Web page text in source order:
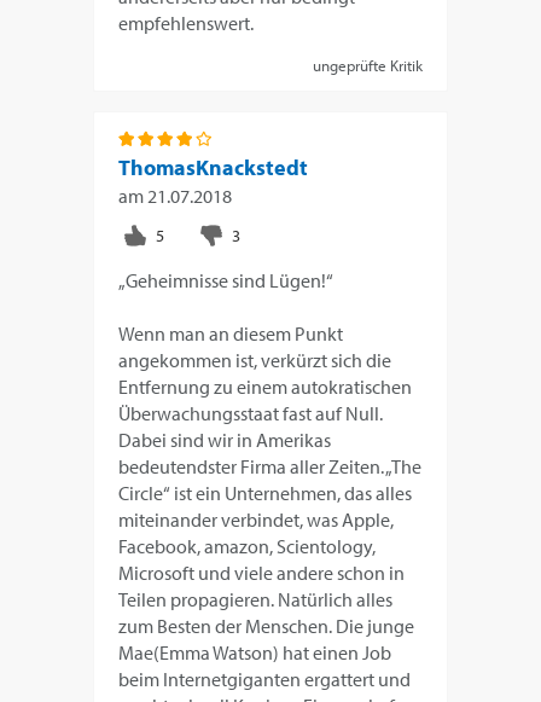
empfehlenswert.
ungeprüfte Kritik
ThomasKnackstedt
am21.07.2018
„Geheimnisse sind Lügen!“
Wenn man an diesem Punkt
angekommen ist, verkürzt sich die
Entfernung zu einem autokratischen
Überwachungsstaat fast auf Null.
Dabei sind wir in Amerikas
bedeutendster Firma aller Zeiten. „The
Circle“ ist ein Unternehmen, das alles
miteinander verbindet, was Apple,
Facebook, amazon, Scientology,
Microsoft und viele andere schon in
Teilen propagieren. Natürlich alles
zum Besten der Menschen. Die junge
Mae(Emma Watson) hat einen Job
beim Internetgiganten ergattert und